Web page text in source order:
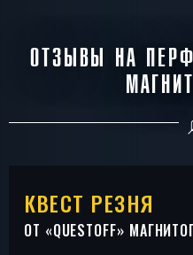
ОТЗЫВЫ НА
КВЕСТ РЕЗНЯ
ОТ «QUESTOFF»